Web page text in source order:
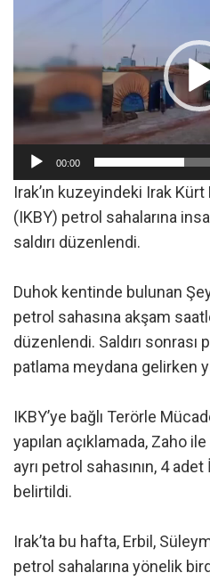
00:00
Irak’ın kuzeyindeki Irak
(IKBY) petrol sahalarına
saldırı düzenlendi.
Duhok kentinde bulunan
petrol sahasına akşam
düzenlendi. Saldırı sonrası
patlama meydana gelirken
IKBY’ye bağlı Terörle
yapılan açıklamada, Zaho
ayrı petrol sahasının, 4 adet
belirtildi.
Irak’ta bu hafta, Erbil,
petrol sahalarına yönelik